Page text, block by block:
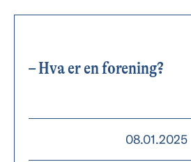
– Hva er en forening?
08.01.2025